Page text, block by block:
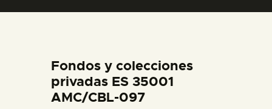
ESPAÑOL
PREPARAR LA VISITA
Fondos y colecciones
privadas ES 35001
AMC/CBL-097